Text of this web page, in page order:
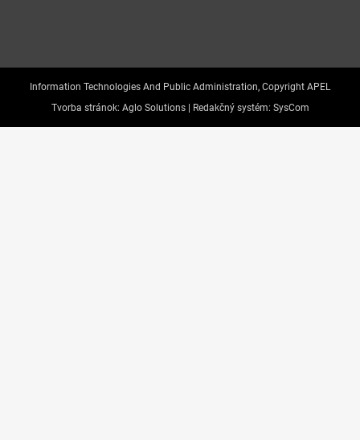
Information Technologies And Public Administration, Copyright APEL
Tvorba stránok: Aglo Solutions | Redakčný systém: SysCom